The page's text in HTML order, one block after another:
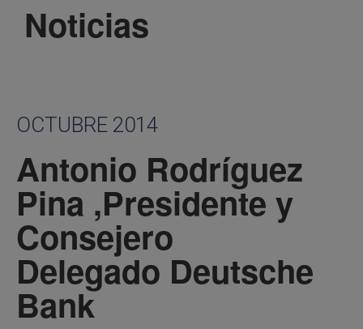
Noticias
OCTUBRE 2014
Antonio Rodríguez
Pina ,Presidente y
Consejero
Delegado Deutsche
Bank